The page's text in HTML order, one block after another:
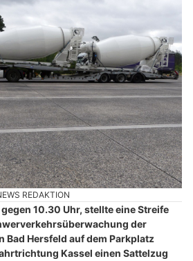
REDAKTION
10.30 Uhr, stellte eine Streife
der
Hersfeld auf dem Parkplatz
Kassel einen Sattelzug